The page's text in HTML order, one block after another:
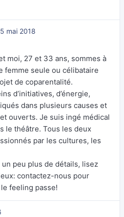
mai 2018
moi, 27 et 33 ans, sommes à
femme seule ou célibataire
de coparentalité.
d’initiatives, d’énergie,
dans plusieurs causes et
ouverts. Je suis ingé médical
le théâtre. Tous les deux
par les cultures, les
peu plus de détails, lisez
contactez-nous pour
feeling passe!